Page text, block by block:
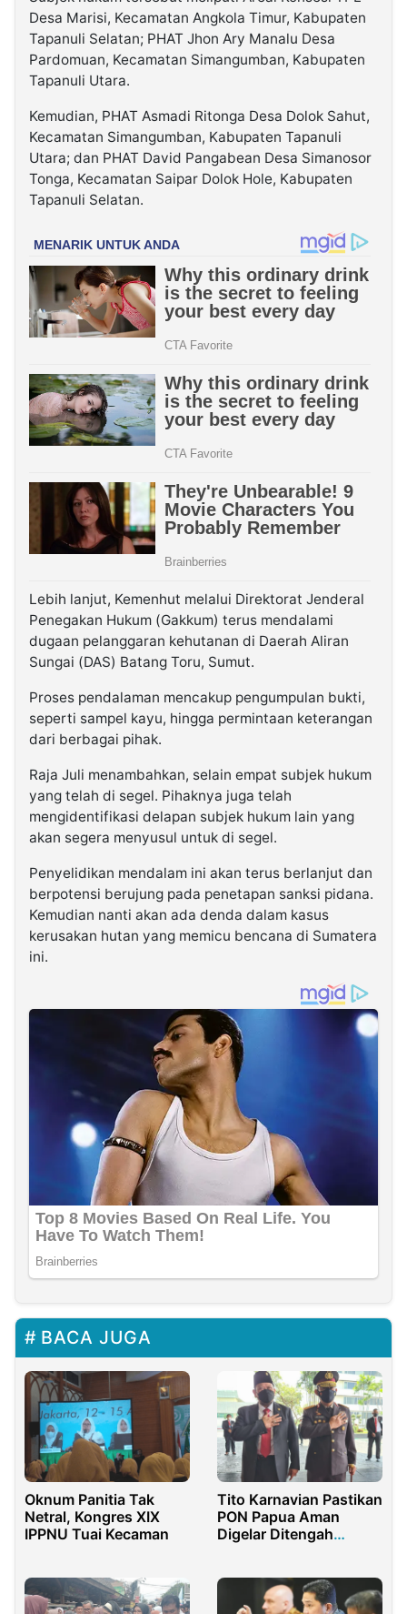
Desa Marisi, Kecamatan Angkola Timur, Kabupaten
Tapanuli Selatan; PHAT Jhon Ary Manalu Desa
Pardomuan, Kecamatan Simangumban, Kabupaten
Tapanuli Utara.
Kemudian, PHAT Asmadi Ritonga Desa Dolok Sahut,
Kecamatan Simangumban, Kabupaten Tapanuli
Utara; dan PHAT David Pangabean Desa Simanosor
Tonga, Kecamatan Saipar Dolok Hole, Kabupaten
Tapanuli Selatan.
Lebih lanjut, Kemenhut melalui Direktorat Jenderal
Penegakan Hukum (Gakkum) terus mendalami
dugaan pelanggaran kehutanan di Daerah Aliran
Sungai (DAS) Batang Toru, Sumut.
Proses pendalaman mencakup pengumpulan bukti,
seperti sampel kayu, hingga permintaan keterangan
dari berbagai pihak.
Raja Juli menambahkan, selain empat subjek hukum
yang telah di segel. Pihaknya juga telah
mengidentifikasi delapan subjek hukum lain yang
akan segera menyusul untuk di segel.
Penyelidikan mendalam ini akan terus berlanjut dan
berpotensi berujung pada penetapan sanksi pidana.
Kemudian nanti akan ada denda dalam kasus
kerusakan hutan yang memicu bencana di Sumatera
ini.
BACA JUGA
Oknum Panitia Tak
Netral, Kongres XIX
IPPNU Tuai Kecaman
Tito Karnavian Pastikan
PON Papua Aman
Digelar Ditengah